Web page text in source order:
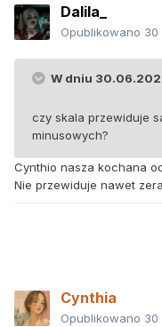
Dalila_
Opublikowano 30
W dniu
czy skala przewiduje
minusowych?
Cynthio nasza kochana
Nie przewiduje nawet
Cynthia
Opublikowano 30